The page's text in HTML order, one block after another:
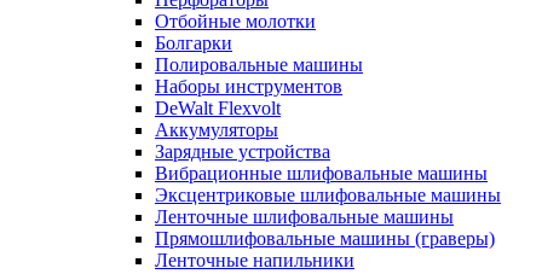
Отбойные молотки
Болгарки
Полировальные машины
Наборы инструментов
DeWalt Flexvolt
Аккумуляторы
Зарядные устройства
Вибрационные шлифовальные машины
Эксцентриковые шлифовальные машины
Ленточные шлифовальные машины
Прямошлифовальные машины (граверы)
Ленточные напильники